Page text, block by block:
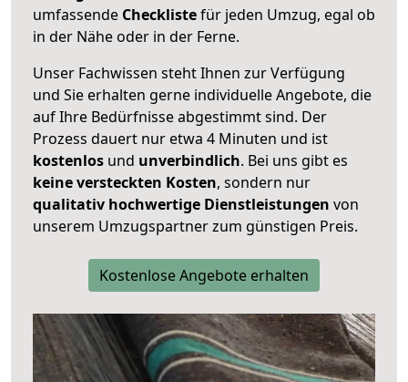
umfassende Checklistefür jeden Umzug, egal ob
in der Nähe oder in der Ferne.
Unser Fachwissen steht Ihnen zur Verfügung
und Sie erhalten gerne individuelle Angebote, die
auf Ihre Bedürfnisse abgestimmt sind. Der
Prozess dauert nur etwa 4 Minuten und ist
kostenlos und unverbindlich. Bei uns gibt es
keine versteckten Kosten, sondern nur
qualitativ hochwertige Dienstleistungen von
unserem Umzugspartner zum günstigen Preis.
Kostenlose Angebote erhalten